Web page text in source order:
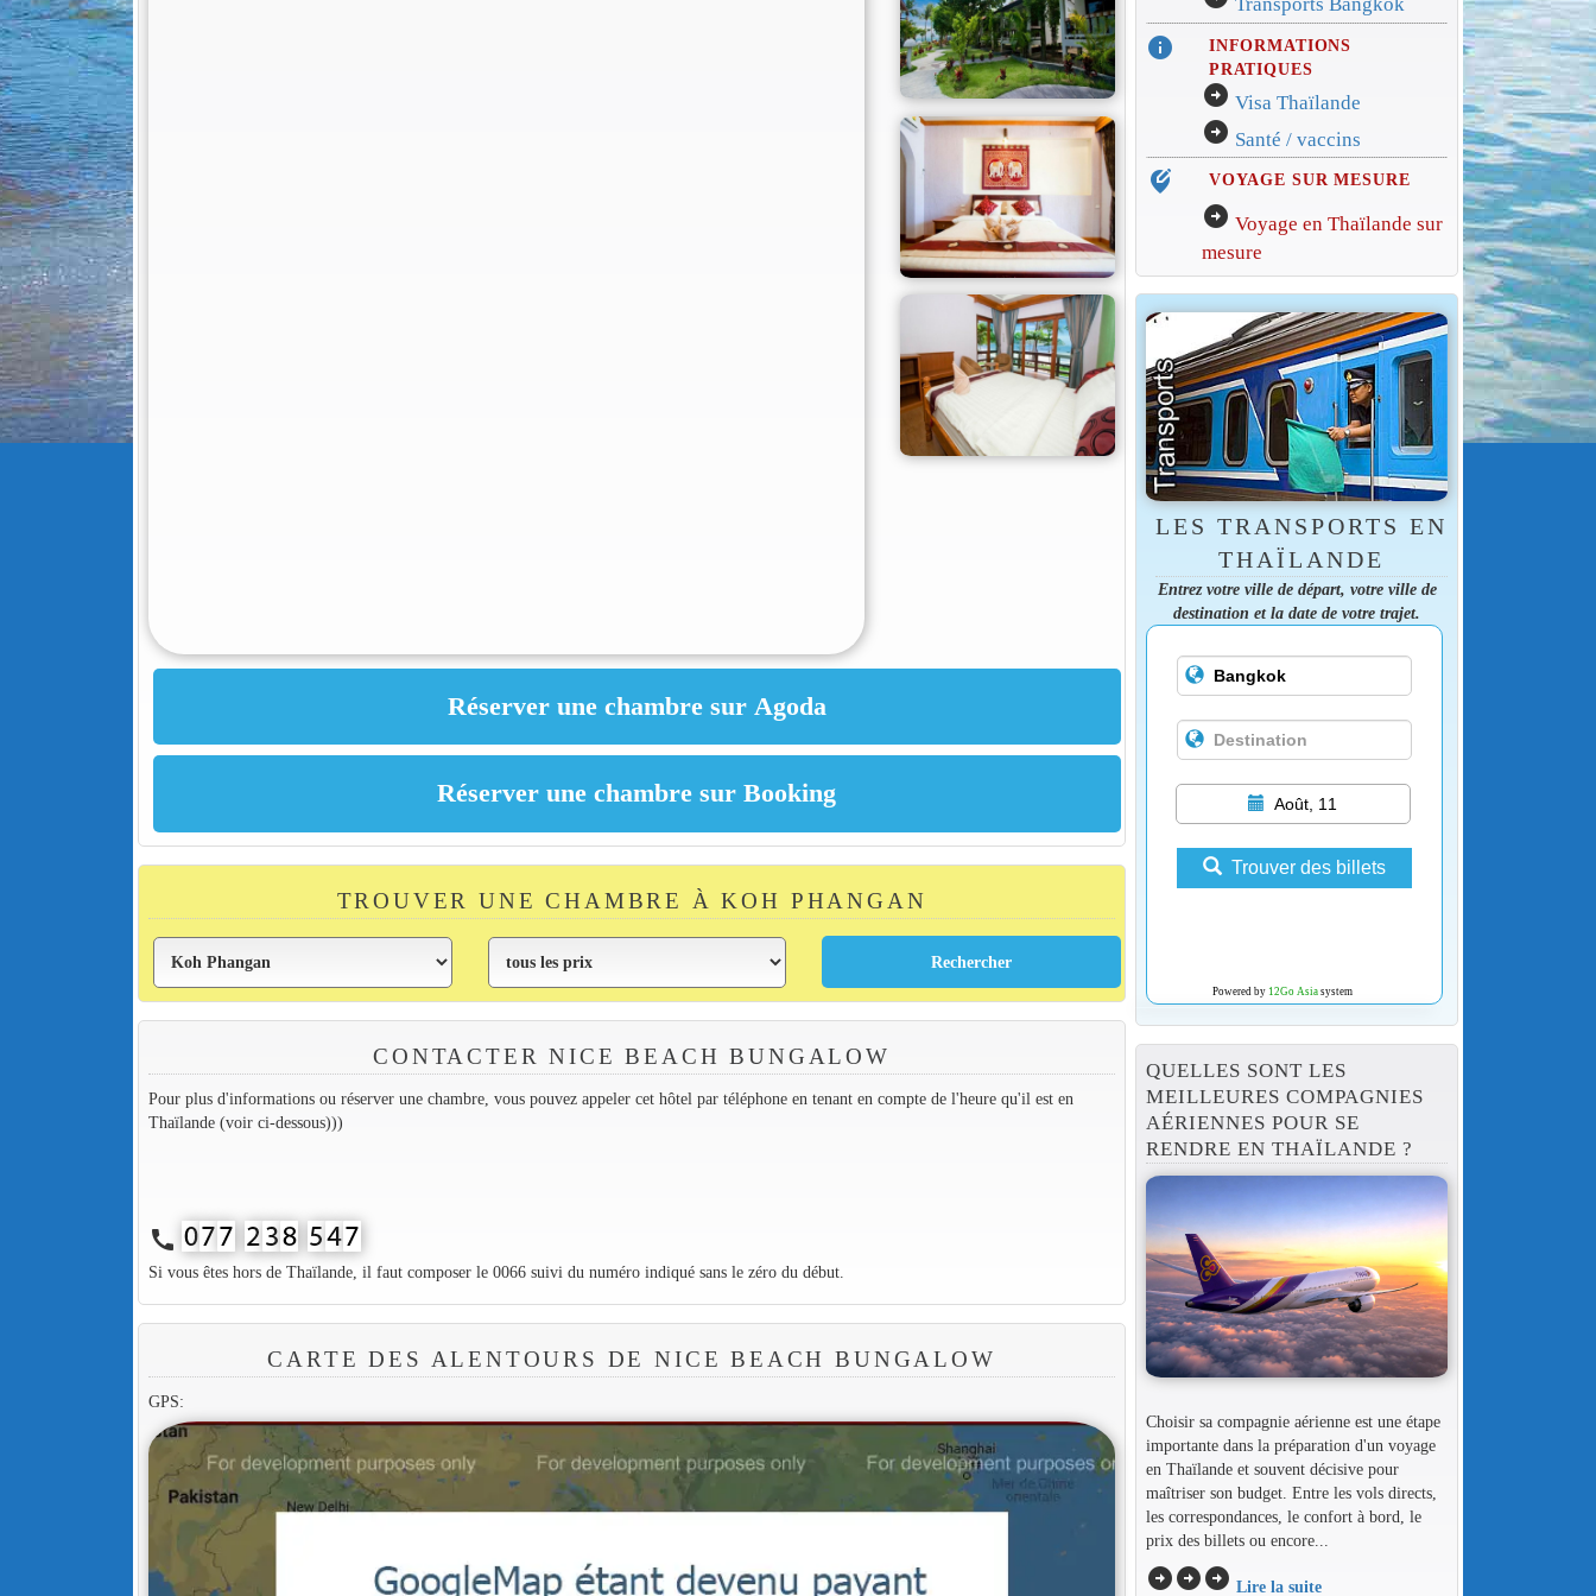
TROUVER UNE CHAMBRE À KOH PHANGAN
CONTACTER NICE BEACH BUNGALOW
Pour plus d'informations ou réserver une chambre, vous pouvez appeler cet hôtel par téléphone en tenant en compte de l'heure qu'il est en
Thaïlande (voir ci-dessous)))
call
Si vous êtes hors de Thaïlande, il faut composer le 0066 suivi du numéro indiqué sans le zéro du début.
CARTE DES ALENTOURS DE NICE BEACH BUNGALOW
GPS:
Transports Bangkok
info
INFORMATIONS
PRATIQUES
arrow_circle_right Visa Thaïlande
arrow_circle_right Santé / vaccins
edit_location_alt VOYAGE SUR MESURE
arrow_circle_right Voyage en Thaïlande sur
mesure
LES TRANSPORTS EN
THAÏLANDE
Entrez votre ville de départ, votre ville de
destination et la date de votre trajet.
Août, 11
Trouver des billets
Powered by 12Go Asiasystem
QUELLES SONT LES
MEILLEURES COMPAGNIES
AÉRIENNES POUR SE
RENDRE EN THAÏLANDE ?
Choisir sa compagnie aérienne est une étape
importante dans la préparation d'un voyage
en Thaïlande et souvent décisive pour
maîtriser son budget. Entre les vols directs,
les correspondances, le confort à bord, le
prix des billets ou encore...
arrow_circle_rightarrow_circle_rightarrow_circle_right Lire la suite